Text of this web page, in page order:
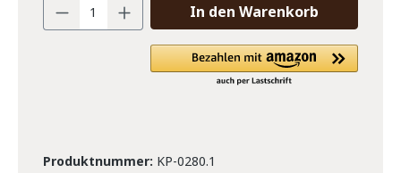
In den Warenkorb
Produktnummer: KP-0280.1